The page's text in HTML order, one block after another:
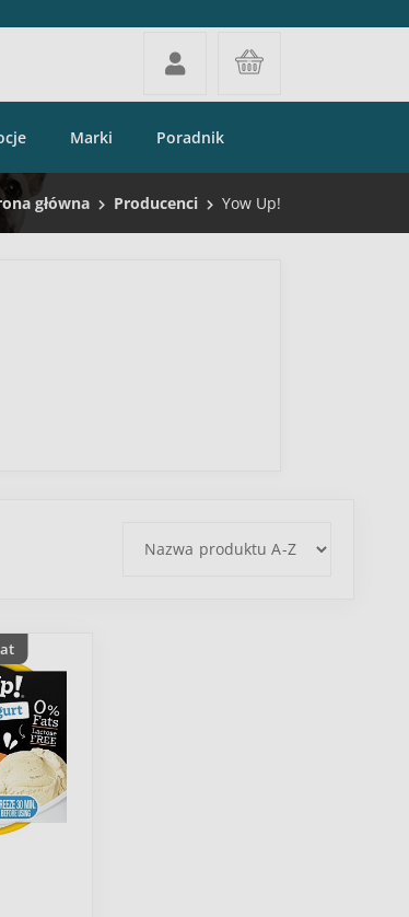
Marki Poradnik
główna Producenci Yow Up!